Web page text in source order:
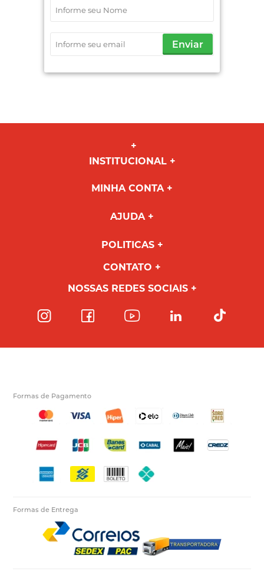
Enviar
INSTITUCIONAL
MINHA CONTA
AJUDA
POLITICAS
CONTATO
NOSSAS REDES SOCIAIS
Formas de Pagamento
Formas de Entrega